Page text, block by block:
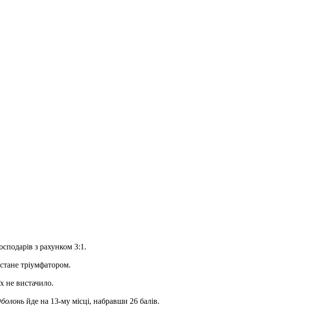
з рахунком 3:1.
тріумфатором.
не вистачило.
йде на 13-му місці, набравши 26 балів.